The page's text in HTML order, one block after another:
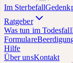
Im Sterbefall
Ratgeber
Was tun im Todesfall
Formulare
Hilfe
Über unsKontakt